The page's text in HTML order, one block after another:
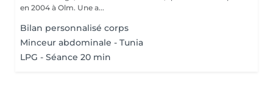
en 2004 à Olm. Une a...
Bilan personnalisé corps
Minceur abdominale - Tunia
LPG - Séance 20 min